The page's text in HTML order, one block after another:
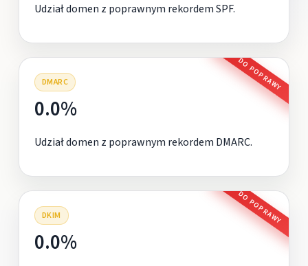
Udział domen z poprawnym rekordem SPF.
DMARC DO POPRAWY
0.0%
Udział domen z poprawnym rekordem DMARC.
DKIM DO POPRAWY
0.0%